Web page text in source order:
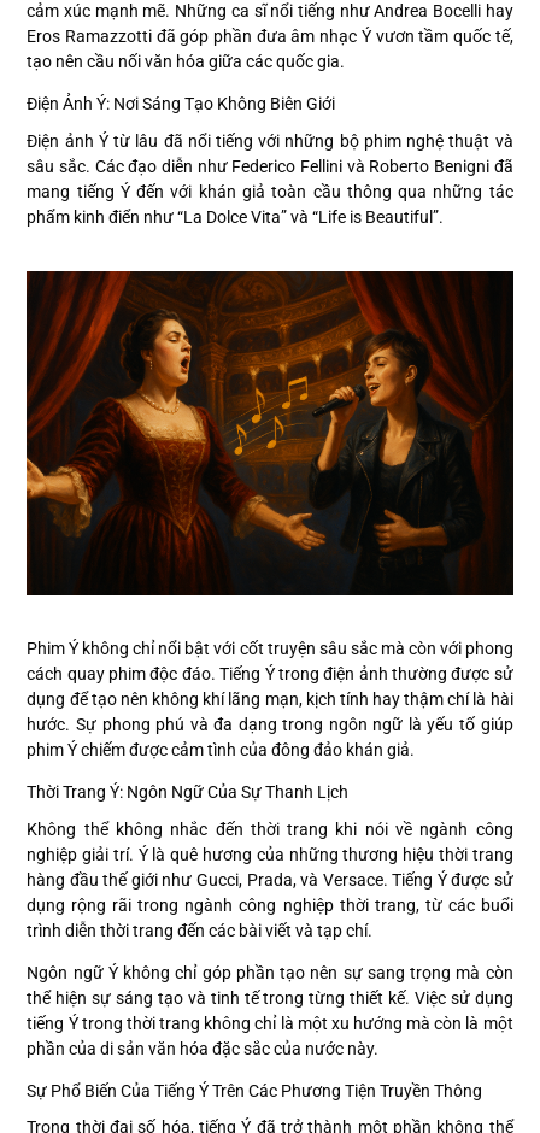
cảm xúc mạnh mẽ. Những ca sĩ nổi tiếng như Andrea Bocelli hay
Eros Ramazzotti đã góp phần đưa âm nhạc Ý vươn tầm quốc tế,
tạo nên cầu nối văn hóa giữa các quốc gia.
Điện Ảnh Ý: Nơi Sáng Tạo Không Biên Giới
Điện ảnh Ý từ lâu đã nổi tiếng với những bộ phim nghệ thuật và
sâu sắc. Các đạo diễn như Federico Fellini và Roberto Benigni đã
mang tiếng Ý đến với khán giả toàn cầu thông qua những tác
phẩm kinh điển như “La Dolce Vita” và “Life is Beautiful”.
Phim Ý không chỉ nổi bật với cốt truyện sâu sắc mà còn với phong
cách quay phim độc đáo. Tiếng Ý trong điện ảnh thường được sử
dụng để tạo nên không khí lãng mạn, kịch tính hay thậm chí là hài
hước. Sự phong phú và đa dạng trong ngôn ngữ là yếu tố giúp
phim Ý chiếm được cảm tình của đông đảo khán giả.
Thời Trang Ý: Ngôn Ngữ Của Sự Thanh Lịch
Không thể không nhắc đến thời trang khi nói về ngành công
nghiệp giải trí. Ý là quê hương của những thương hiệu thời trang
hàng đầu thế giới như Gucci, Prada, và Versace. Tiếng Ý được sử
dụng rộng rãi trong ngành công nghiệp thời trang, từ các buổi
trình diễn thời trang đến các bài viết và tạp chí.
Ngôn ngữ Ý không chỉ góp phần tạo nên sự sang trọng mà còn
thể hiện sự sáng tạo và tinh tế trong từng thiết kế. Việc sử dụng
tiếng Ý trong thời trang không chỉ là một xu hướng mà còn là một
phần của di sản văn hóa đặc sắc của nước này.
Sự Phổ Biến Của Tiếng Ý Trên Các Phương Tiện Truyền Thông
Trong thời đại số hóa, tiếng Ý đã trở thành một phần không thể